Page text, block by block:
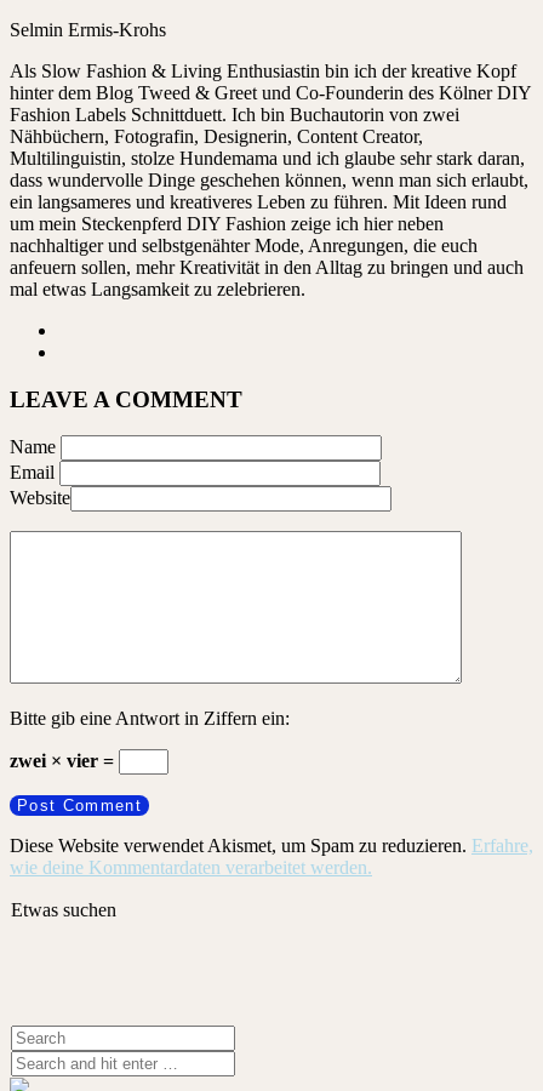
Selmin Ermis-Krohs
Als Slow Fashion & Living Enthusiastin bin ich der kreative Kopf
hinter dem Blog Tweed & Greet und Co-Founderin des Kölner DIY
Fashion Labels Schnittduett. Ich bin Buchautorin von zwei
Nähbüchern, Fotografin, Designerin, Content Creator,
Multilinguistin, stolze Hundemama und ich glaube sehr stark daran,
dass wundervolle Dinge geschehen können, wenn man sich erlaubt,
ein langsameres und kreativeres Leben zu führen. Mit Ideen rund
um mein Steckenpferd DIY Fashion zeige ich hier neben
nachhaltiger und selbstgenähter Mode, Anregungen, die euch
anfeuern sollen, mehr Kreativität in den Alltag zu bringen und auch
mal etwas Langsamkeit zu zelebrieren.
LEAVE A COMMENT
Name
Email
Website
Bitte gib eine Antwort in Ziffern ein:
zwei × vier =
Diese Website verwendet Akismet, um Spam zu reduzieren. Erfahre,
wie deine Kommentardaten verarbeitet werden.
Etwas suchen